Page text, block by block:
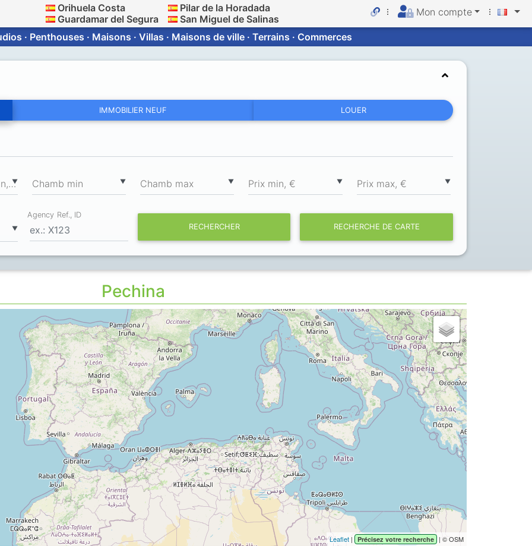
Orihuela Costa
Guardamar del Segura
Pilar de la Horadada
San Miguel de Salinas
Mon compte
· Penthouses · Maisons · Villas · Maisons de ville · Terrains · Commerces
IMMOBILIER NEUF LOUER
▼
Surface totale min, m ▼
Chamb min ▼
Chamb max ▼
Prix min, € ▼
Prix max, €
▼
Agency Ref., ID
RECHERCHER
RECHERCHE DE CARTE
Pechina
Leaflet | Précisez votre recherche | © OSM